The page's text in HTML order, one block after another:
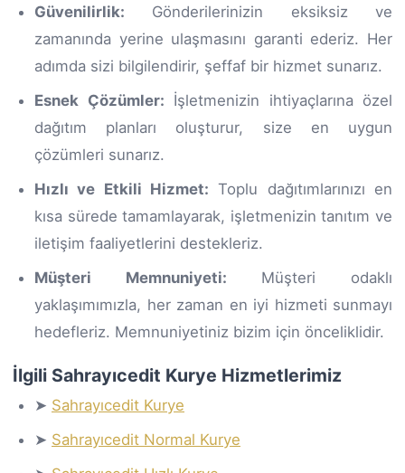
Güvenilirlik: Gönderilerinizin eksiksiz ve
zamanında yerine ulaşmasını garanti ederiz. Her
adımda sizi bilgilendirir, şeffaf bir hizmet sunarız.
Esnek Çözümler: İşletmenizin ihtiyaçlarına özel
dağıtım planları oluşturur, size en uygun
çözümleri sunarız.
Hızlı ve Etkili Hizmet: Toplu dağıtımlarınızı en
kısa sürede tamamlayarak, işletmenizin tanıtım ve
iletişim faaliyetlerini destekleriz.
Müşteri Memnuniyeti: Müşteri odaklı
yaklaşımımızla, her zaman en iyi hizmeti sunmayı
hedefleriz. Memnuniyetiniz bizim için önceliklidir.
İlgili Sahrayıcedit Kurye Hizmetlerimiz
➤ Sahrayıcedit Kurye
➤ Sahrayıcedit Normal Kurye